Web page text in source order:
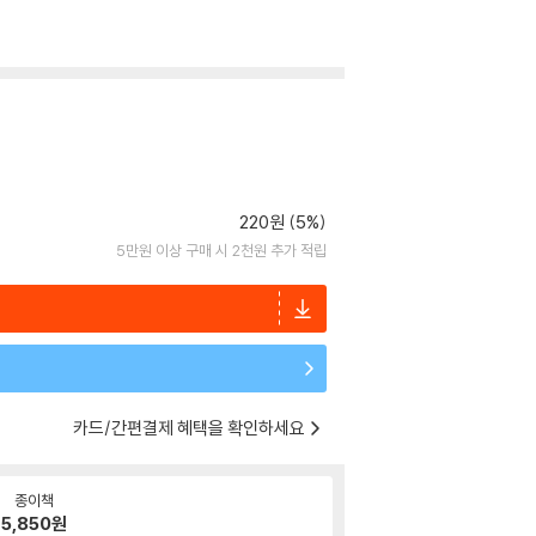
220원 (5%)
5만원 이상 구매 시 2천원 추가 적립
카드/간편결제 혜택을 확인하세요
종이책
5,850원